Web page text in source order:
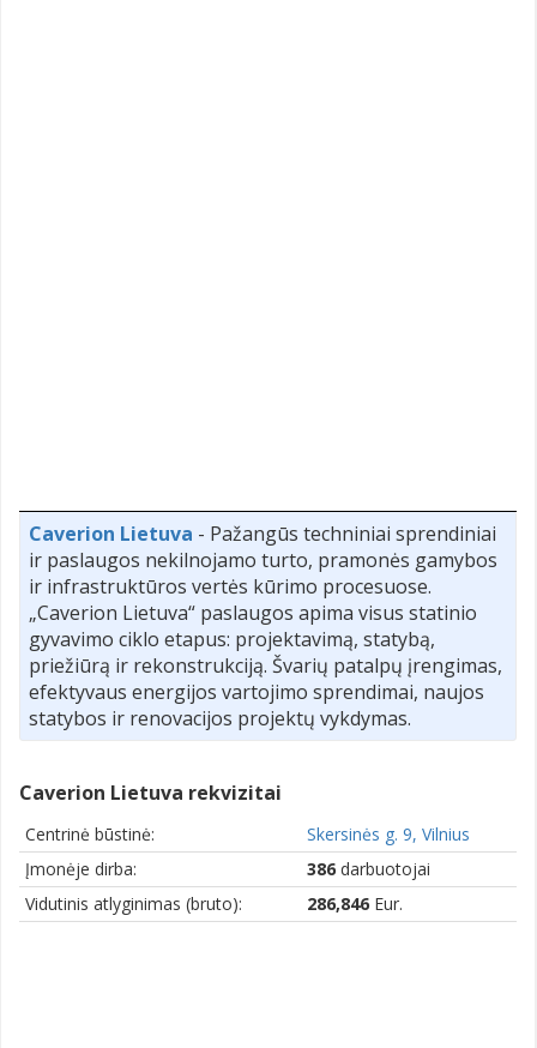
Caverion Lietuva - Pažangūs techniniai sprendiniai
ir paslaugos nekilnojamo turto, pramonės gamybos
ir infrastruktūros vertės kūrimo procesuose.
„Caverion Lietuva“ paslaugos apima visus statinio
gyvavimo ciklo etapus: projektavimą, statybą,
priežiūrą ir rekonstrukciją. Švarių patalpų įrengimas,
efektyvaus energijos vartojimo sprendimai, naujos
statybos ir renovacijos projektų vykdymas.
Caverion Lietuva rekvizitai
Centrinė būstinė:
Skersinės g. 9, Vilnius
Įmonėje dirba:
386 darbuotojai
Vidutinis atlyginimas (bruto):
286,846 Eur.